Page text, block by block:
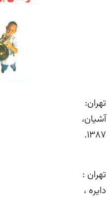
ت‍ه‍ران‌:
آشیان‏‫،
۱۳۸۷.‏‬‏‬‏‬‏‬
تهران :
دایره‏‫ ،